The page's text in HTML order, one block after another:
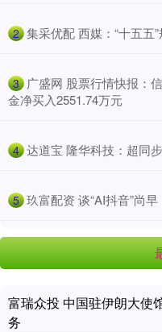
2 集采优配 西媒：“十五五
3 广盛网 股票行情快报：
金净买入2551.74万元
4 达道宝 隆华科技：超同
5 玖富配资 谈“AI抖音”尚
富瑞众投 中国驻伊朗大使
务